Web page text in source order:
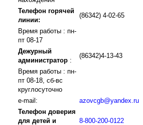
Телефон горячей
линии:
(86342) 4-02-65
Время работы : пн-
пт 08-17
Дежурный
администратор :
(86342)4-13-43
Время работы : пн-
пт 08-18, сб-вс
круглосуточно
e-mail:
azovcgb@yandex.ru
Телефон доверия
для детей и
8-800-200-0122